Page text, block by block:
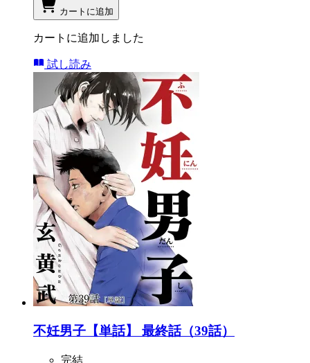
カートに追加
カートに追加しました
試し読み
不妊男子【単話】 最終話（39話）
完結